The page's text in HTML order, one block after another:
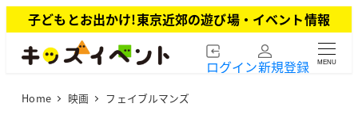
イ
子どもとお出かけ!東京近郊の遊び場・イベント情報
ログイン新規登録 MENU
Home 映画 フェイブルマンズ